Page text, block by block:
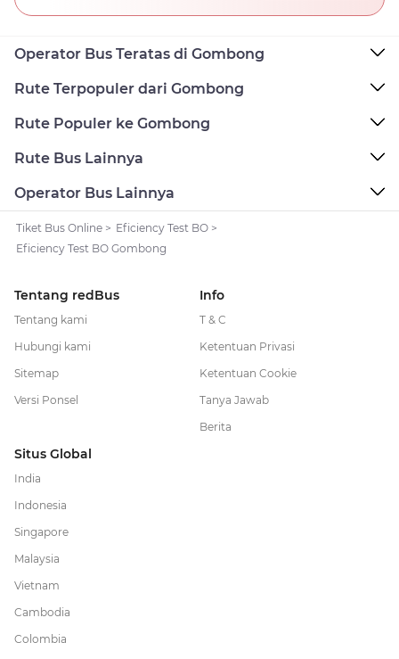
Operator Bus Teratas di Gombong
Rute Terpopuler dari Gombong
Rute Populer ke Gombong
Rute Bus Lainnya
Operator Bus Lainnya
Tiket Bus Online > Eficiency Test BO >
Eficiency Test BO Gombong
Tentang redBus
Tentang kami
Hubungi kami
Sitemap
Versi Ponsel
Info
T & C
Ketentuan Privasi
Ketentuan Cookie
Tanya Jawab
Berita
Situs Global
India
Indonesia
Singapore
Malaysia
Vietnam
Cambodia
Colombia